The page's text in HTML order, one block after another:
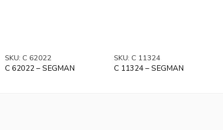
SKU: C 62022
C 62022 – SEGMAN
SKU: C 11324
C 11324 – SEGMAN